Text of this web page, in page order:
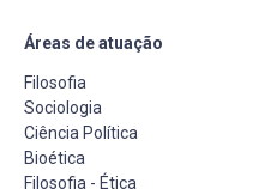
Áreas de atuação
Filosofia
Sociologia
Ciência Política
Bioética
Filosofia - Ética